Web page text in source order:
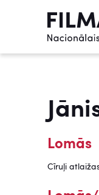
Lomās
Cīruļi